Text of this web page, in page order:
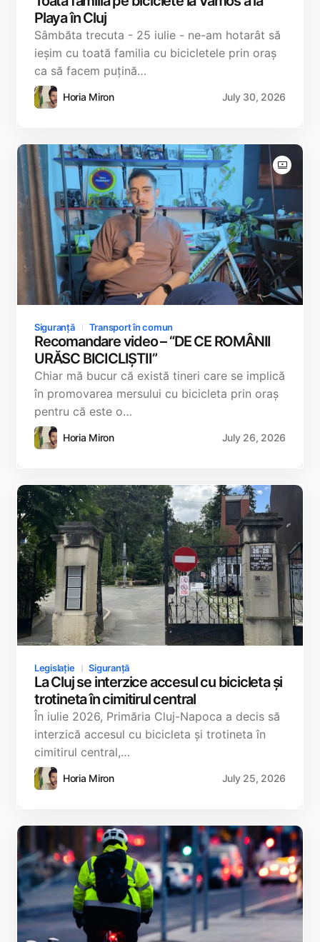
Playa în Cluj
Sâmbăta trecuta - 25 iulie - ne-am hotarât să
ieșim cu toată familia cu bicicletele prin oraș
ca să facem puțină…
Horia Miron July 30, 2026
Siguranță Transport în comun
Recomandare video – “DE CE ROMÂNII
URĂSC BICICLIȘTII”
Chiar mă bucur că există tineri care se implică
în promovarea mersului cu bicicleta prin oraș
pentru că este o…
Horia Miron July 26, 2026
Legislație Siguranță
La Cluj se interzice accesul cu bicicleta și
trotineta în cimitirul central
În iulie 2026, Primăria Cluj-Napoca a decis să
interzică accesul cu bicicleta și trotineta în
cimitirul central,…
Horia Miron July 25, 2026